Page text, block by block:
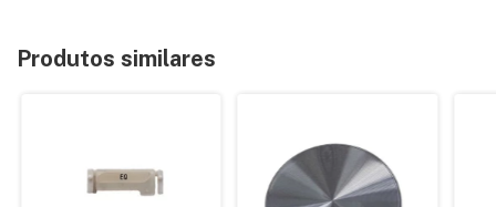
Produtos similares